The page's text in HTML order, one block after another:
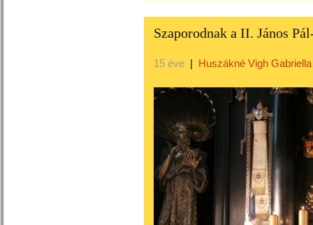
Szaporodnak a II. János
15 éve | Huszákné Vigh Gabriella